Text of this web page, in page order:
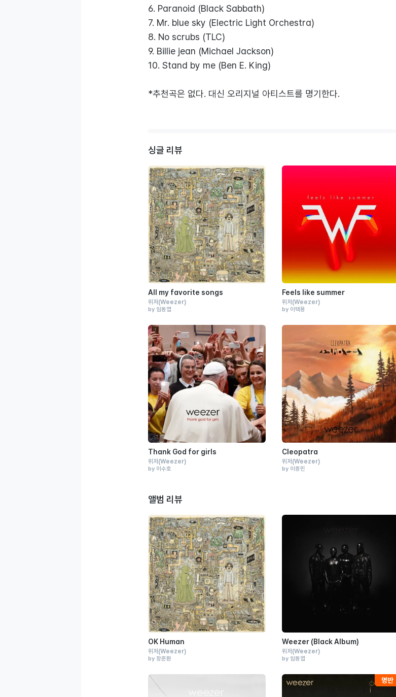
6. Paranoid (Black Sabbath)
7. Mr. blue sky (Electric Light Orchestra)
8. No scrubs (TLC)
9. Billie jean (Michael Jackson)
10. Stand by me (Ben E. King)
*추천곡은 없다. 대신 오리지널 아티스트를 명기한다.
싱글 리뷰
All my favorite songs
위저 (Weezer)
by 임동엽
Feels like summer
위저 (Weezer)
by 이택용
Thank God for girls
위저 (Weezer)
by 이수호
Cleopatra
위저 (Weezer)
by 이종민
앨범 리뷰
OK Human
위저 (Weezer)
by 장준환
Weezer (Black Album)
위저 (Weezer)
by 임동엽